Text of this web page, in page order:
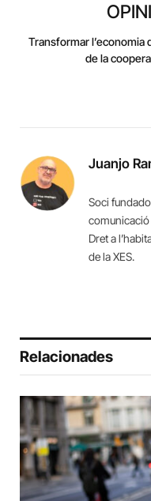
Transformar l’economia
de la
Juanjo
Soci
Dret a
de la XES.
Relacionades